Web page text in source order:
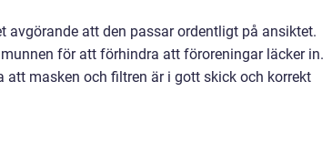
att den passar ordentligt på ansiktet.
för att förhindra att föroreningar läcker in.
masken och filtren är i gott skick och korrekt